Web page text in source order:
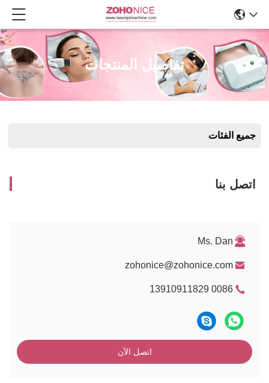
تفاصيل المنتجات
جميع الفئات
اتصل بنا
Ms. Dan
zohonice@zohonice.com
0086 13910911829
اتصل الآن